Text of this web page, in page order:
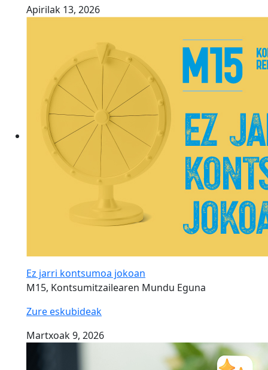
Apirilak 13, 2026
Ez jarri kontsumoa jokoan
M15, Kontsumitzailearen Mundu Eguna
Zure eskubideak
Martxoak 9, 2026